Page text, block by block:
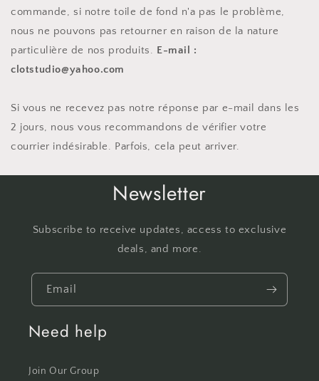
commande, si notre toile de fond n'a pas le problème,
nous ne pouvons pas retourner en raison de la nature
particulière de nos produits. E-mail :
clotstudio@yahoo.com
Si vous ne recevez pas notre réponse par e-mail dans les
2 jours, nous vous recommandons de vérifier votre
courrier indésirable. Parfois, cela peut arriver.
Newsletter
Subscribe to receive updates, access to exclusive
deals, and more.
Email
Need help
Join Our Group